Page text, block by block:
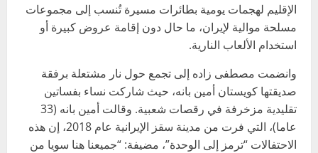
الإقليم لهجمات يومية بطائرات مسيرة تُنسب إلى مجموعات
مسلحة موالية لإيران، ما حال دون إقامة عروض كبيرة أو
استخدام الألعاب النارية.
وانضمت مصطفى زاده إلى تجمع حول نار مشتعلة برفقة
صديقتها كويستان أمين بانه، حيث شاركت نساء بفساتين
تقليدية مزخرفة في رقصات شعبية. وقالت أمين بانه (33
عاما)، التي فرت من مدينة سقز الإيرانية عام 2018، إن هذه
الاحتفالات “ترمز إلى الوحدة”، مضيفة: “جميعنا هنا سويا من